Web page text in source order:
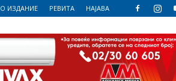
ИЗДАНИЕ РЕВИТА НАЈАВА